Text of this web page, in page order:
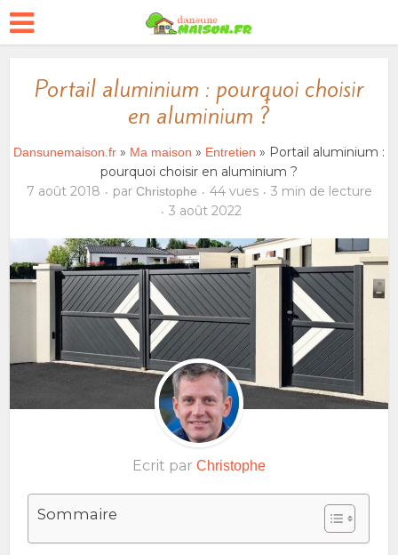
Portail aluminium : pourquoi choisir
en aluminium ?
Dansunemaison.fr » Ma maison » Entretien » Portail aluminium :
pourquoi choisir en aluminium ?
7 août 2018
par Christophe 44 vues
3 min de lecture
3 août 2022
Ecrit par Christophe
Sommaire